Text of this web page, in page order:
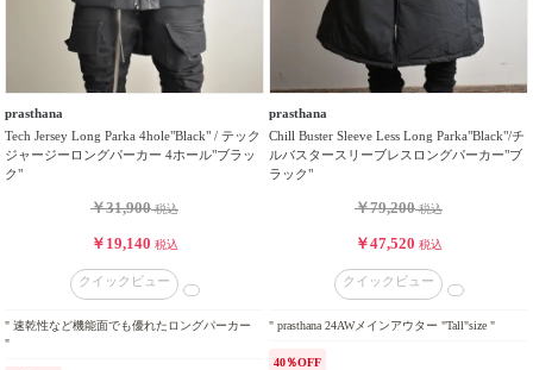
prasthana
Tech Jersey Long Parka 4hole"Black" / テック
ジャージーロングパーカー 4ホール"ブラッ
ク"
￥31,900税込
￥19,140 税込
クイックビュー
" 速乾性など機能面でも優れたロングパーカー
"
prasthana
Chill Buster Sleeve Less Long Parka"Black"/チ
ルバスタースリーブレスロングパーカー"ブ
ラック"
￥79,200税込
￥47,520 税込
クイックビュー
" prasthana 24AWメインアウター "Tall"size "
40％OFF